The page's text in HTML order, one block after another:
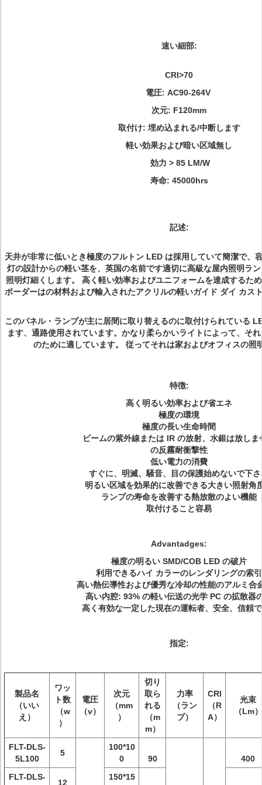
速い細部:
CRI>70
電圧: AC90-264V
次元: F120mm
取付け: 埋め込まれる/中断します
軽い効果および暗い区域無し
効力 > 85 LM/W
寿命: 45000hrs
記述:
天井が非常に低いとき極度のフルトン LED は採用していて簡潔で、
灯の設計からの軽い茎を、英国の名前です適切に高級な屋内照明ラ
照明灯細くします。 高く軽い効率およびユニフォームを達成するた
ボーダーはの材料および輸入されたアクリルの軽いガイド ダイ カス
このパネル・ランプが主に居間に取り替えるのに取付けられている
ます、通路使用されています。かなり柔らかいライトによって、そ
のために適しています。 従ってそれは家およびオフィスの照
特徴:
高く明るい効率および省エネ
極度の環境
極度の長い生命時間
ビームの紫外線または IR の放射、水銀は放しま
の反霧耐衝撃性
低い電力の消費
すぐに、明滅、騒音、目の保護始めないで下
明るい区域を効果的に改善できる大きい照射角
ランプの寿命を改善する熱放散のよい機能
取付けること容易
Advantadges:
極度の明るい SMD/COB LED の破片
利用できるハイ カラーのレンダリングの索引
高い熱伝導性および優秀な冷却の性能のアルミ合
高い内腔: 93% の軽い伝送の光学 PC の拡散器
高く有効な一定した現在の運転者、安全、信頼
指定:
製品名
（いい
え）
ワッ
ト数
（w
）
電圧
（v）
次元
（mm
）
切り
取ら
れる
（m
m）
力率
（ラン
プ）
CRI
（R
A）
光束
（Lm）
FLT-DLS-
5L100
5
100*10
0
90
400
FLT-DLS-
12
150*15